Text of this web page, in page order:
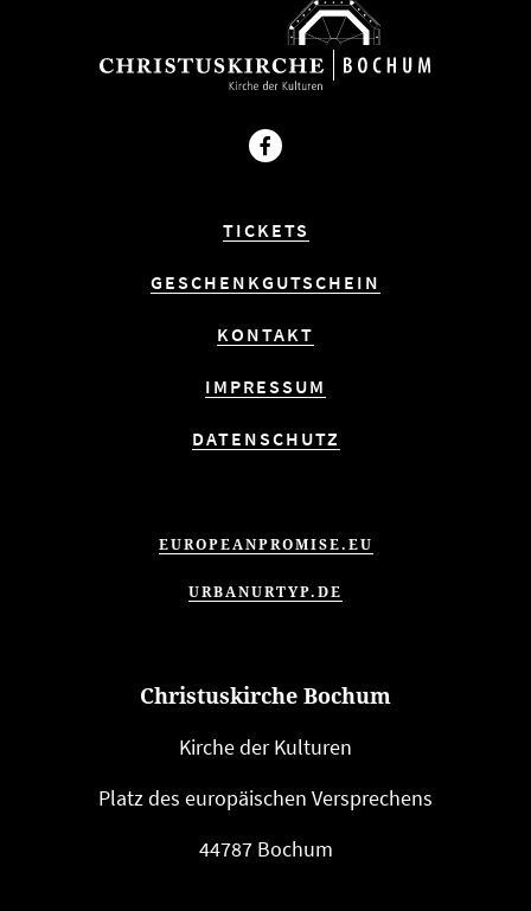
Facebook
TICKETS
GESCHENKGUTSCHEIN
KONTAKT
IMPRESSUM
DATENSCHUTZ
EUROPEANPROMISE.EU
URBANURTYP.DE
Christuskirche Bochum
Kirche der Kulturen
Platz des euro­päi­schen Versprechens
44787 Bochum